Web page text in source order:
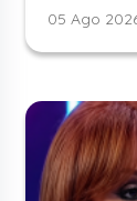
05 Ago